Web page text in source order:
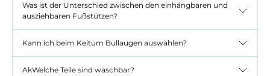
Was ist der Unterschied zwischen den einhängbaren und
ausziehbaren Fußstützen?
Kann ich beim Keitum Bullaugen auswählen?
AkWelche Teile sind waschbar?